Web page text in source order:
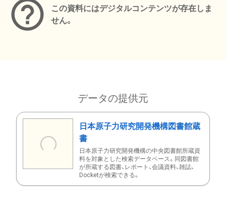
この資料にはデジタルコンテンツが存在しま
せん。
データの提供元
日本原子力研究開発機構図書館蔵
書
日本原子力研究開発機構の中央図書館所蔵資
料を対象とした検索データベース。同図書館
が所蔵する図書、レポート、会議資料、雑誌、
Docketが検索できる。